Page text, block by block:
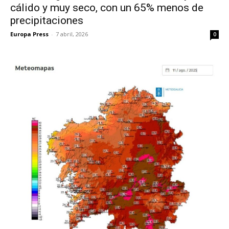
cálido y muy seco, con un 65% menos de
precipitaciones
Europa Press - 7 abril, 2026 0